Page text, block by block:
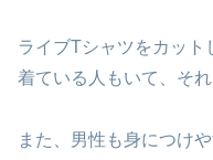
ライブTシャツをカット
着ている人もいて、そ
また、男性も身につけ